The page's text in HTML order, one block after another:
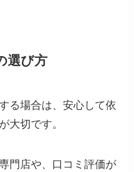
選び方
る場合は、安心して依
大切です。
門店や、口コミ評価が